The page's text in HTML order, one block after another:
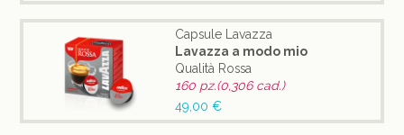
Capsule Lavazza
Lavazza a modo mio
Qualità Rossa
160 pz.(0,306 cad.)
49,00 €